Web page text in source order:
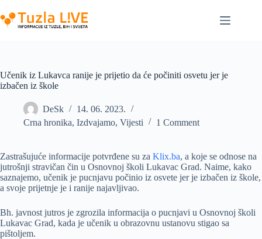
to
content
Učenik iz Lukavca ranije je prijetio da će počiniti osvetu jer je
izbačen iz škole
DeSk
14. 06. 2023.
Crna hronika, Izdvajamo, Vijesti 1 Comment
Zastrašujuće informacije potvrđene su za Klix.ba, a koje se odnose na
jutrošnji stravičan čin u Osnovnoj školi Lukavac Grad. Naime, kako
saznajemo, učenik je pucnjavu počinio iz osvete jer je izbačen iz škole,
a svoje prijetnje je i ranije najavljivao.
Bh. javnost jutros je zgrozila informacija o pucnjavi u Osnovnoj školi
Lukavac Grad, kada je učenik u obrazovnu ustanovu stigao sa
pištoljem.